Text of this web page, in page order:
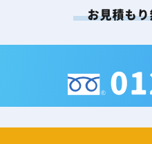
お見積も